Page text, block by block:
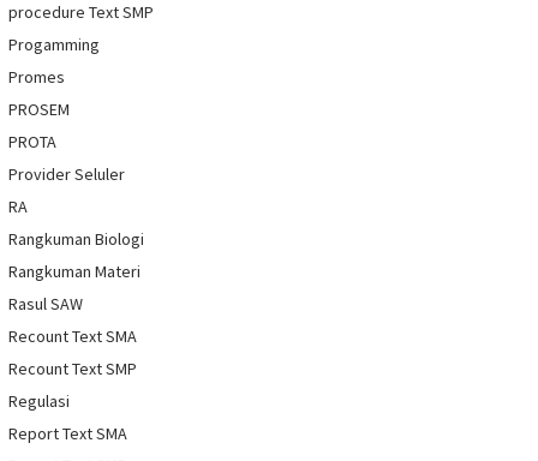
procedure Text SMP
Progamming
Promes
PROSEM
PROTA
Provider Seluler
RA
Rangkuman Biologi
Rangkuman Materi
Rasul SAW
Recount Text SMA
Recount Text SMP
Regulasi
Report Text SMA